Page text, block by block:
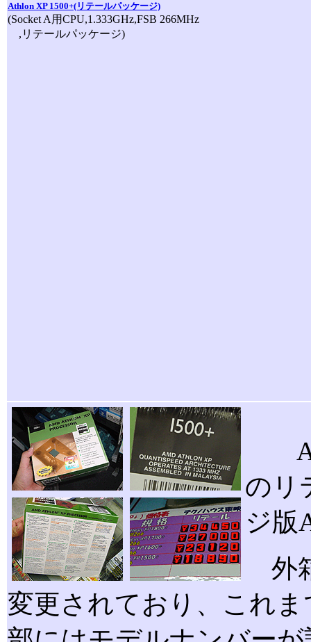
Athlon XP 1500+(リテールパッケージ)
(Socket A用CPU,1.333GHz,FSB 266MHz
,リテールパッケージ)
のリ
ジ版
外
変更されており、これ